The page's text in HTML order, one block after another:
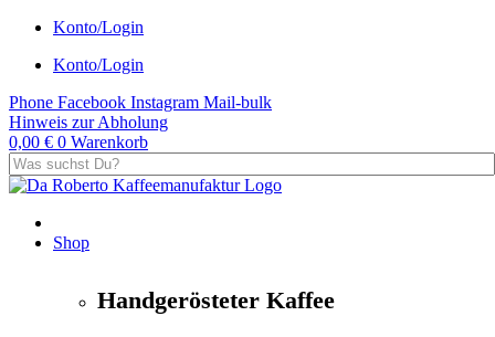
Konto/Login
Konto/Login
Phone Facebook Instagram Mail-bulk
Hinweis zur Abholung
0,00 € 0 Warenkorb
Shop
Handgerösteter Kaffee